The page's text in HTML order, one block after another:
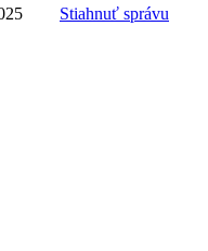
Stiahnuť správu